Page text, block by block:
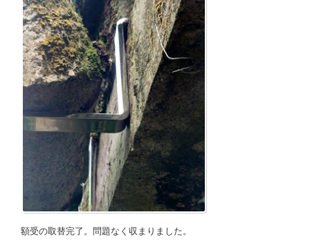
額受の取替完了。問題なく収まりました。